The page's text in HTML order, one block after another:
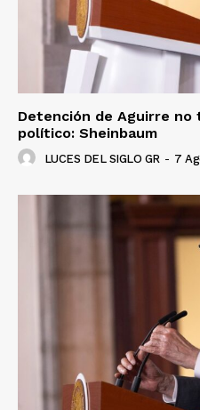
Detención de Aguirre
político: Sheinbaum
LUCES DEL SIGLO GR - 7